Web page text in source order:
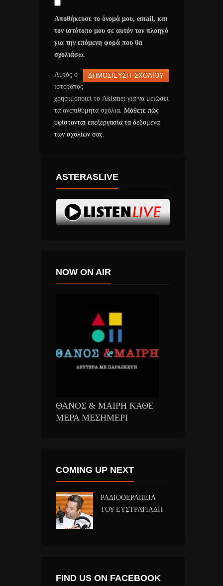
Αποθήκευσε το όνομά μου, email, και
τον ιστότοπο μου σε αυτόν τον πλοηγό
για την επόμενη φορά που θα
σχολιάσω.
Αυτός ο
ιστότοπος
χρησιμοποιεί το Akismet για να μειώσει
τα ανεπιθύμητα σχόλια. Μάθετε πώς
υφίστανται επεξεργασία τα δεδομένα
των σχολίων σας.
ASTERASLIVE
NOW ON AIR
ΘΑΝΟΣ & ΜΑΙΡΗ ΚΑΘΕ
ΜΕΡΑ ΜΕΣΗΜΕΡΙ
COMING UP NEXT
ΡΑΔΙΟΘΕΡΑΠΕΙΑ
ΤΟΥ ΕΥΣΤΡΑΤΙΑΔΗ
FIND US ON FACEBOOK